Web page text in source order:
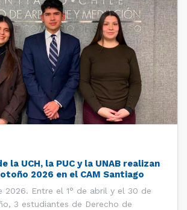
la UCH, la PUC y la UNAB realizan
2026 en el CAM Santiago
2026. Entre el 1° de abril y el 30 de
3 estudiantes de Derecho de